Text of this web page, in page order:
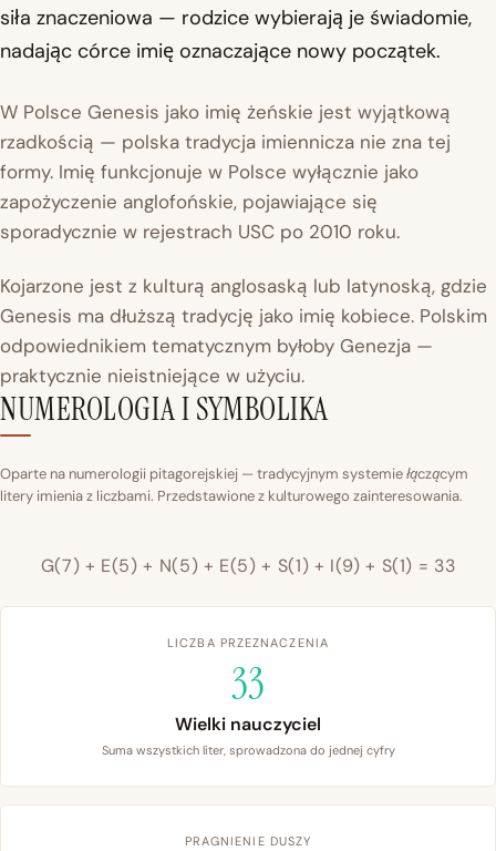
siła znaczeniowa — rodzice wybierają je świadomie,
nadając córce imię oznaczające nowy początek.
W Polsce Genesis jako imię żeńskie jest wyjątkową
rzadkością — polska tradycja imiennicza nie zna tej
formy. Imię funkcjonuje w Polsce wyłącznie jako
zapożyczenie anglofońskie, pojawiające się
sporadycznie w rejestrach USC po 2010 roku.
Kojarzone jest z kulturą anglosaską lub latynoską, gdzie
Genesis ma dłuższą tradycję jako imię kobiece. Polskim
odpowiednikiem tematycznym byłoby Genezja —
praktycznie nieistniejące w użyciu.
NUMEROLOGIA I SYMBOLIKA
Oparte na numerologii pitagorejskiej — tradycyjnym systemie łączącym
litery imienia z liczbami. Przedstawione z kulturowego zainteresowania.
G(7) + E(5) + N(5) + E(5) + S(1) + I(9) + S(1) = 33
LICZBA PRZEZNACZENIA
33
Wielki nauczyciel
Suma wszystkich liter, sprowadzona do jednej cyfry
PRAGNIENIE DUSZY